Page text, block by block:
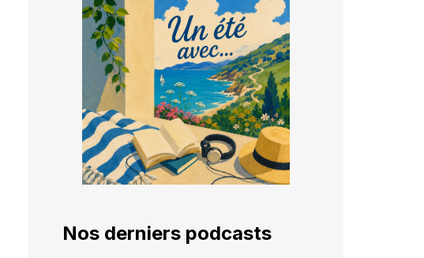
Nos derniers podcasts